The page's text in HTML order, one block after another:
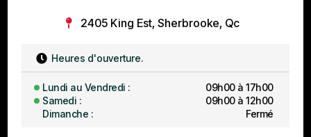
2405 King Est, Sherbrooke, Qc
 Heures d'ouverture.
Lundi au Vendredi :
09h00 à 17h00
Samedi :
09h00 à 12h00
Dimanche :
Fermé